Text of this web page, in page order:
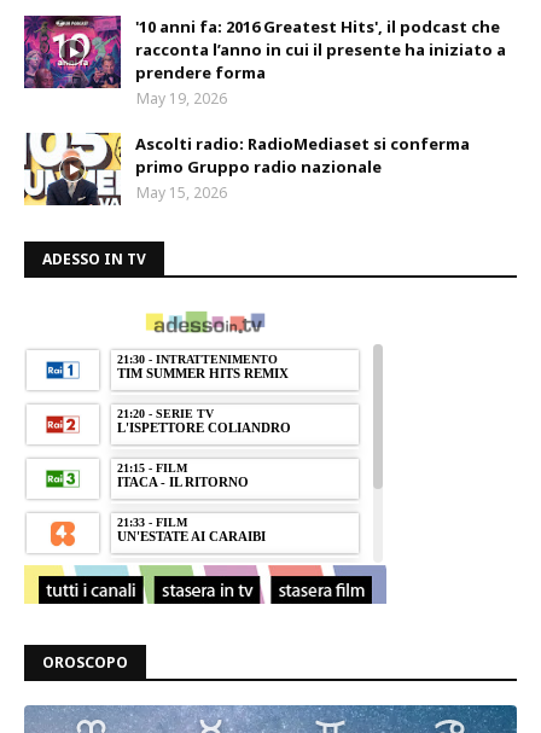
'10 anni fa: 2016 Greatest Hits', il podcast che
racconta l’anno in cui il presente ha iniziato a
prendere forma
May 19, 2026
Ascolti radio: RadioMediaset si conferma
primo Gruppo radio nazionale
May 15, 2026
ADESSO IN TV
OROSCOPO